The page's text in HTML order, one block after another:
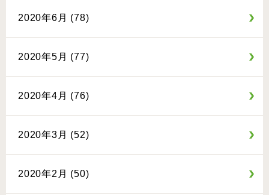
2020年6月 (78)
2020年5月 (77)
2020年4月 (76)
2020年3月 (52)
2020年2月 (50)